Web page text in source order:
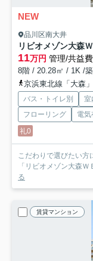
NEW
品川区南大井
11万円 管理/共益
8階 / 20.28㎡ / 1K /
京浜東北線「大森
バス・トイレ別 室
フローリング
電気
礼0
こだわりで選びたい
「リビオメゾン大森
る
賃貸マンション